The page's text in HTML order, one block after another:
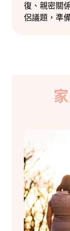
復、親密關
侶議題，準